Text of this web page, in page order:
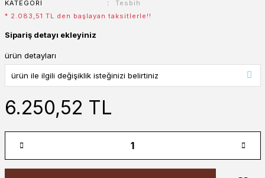
KATEGORI
Tesbih
* 2.083,51 TL den başlayan taksitlerle!!
Sipariş detayı ekleyiniz
ürün detayları
6.250,52 TL